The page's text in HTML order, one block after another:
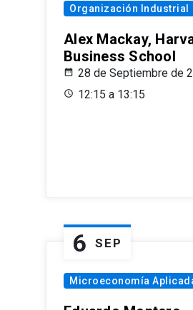
Organización Industrial
Alex Mackay,
Business School
28 de Septiembre de
12:15 a 13:15
6 SEP
Microeconomía